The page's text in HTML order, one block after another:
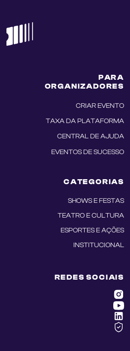
PARA
ORGANIZADORES
CRIAR EVENTO
TAXA DA PLATAFORMA
CENTRAL DE AJUDA
EVENTOS DE SUCESSO
CATEGORIAS
SHOWS E FESTAS
TEATRO E CULTURA
ESPORTES E AÇÕES
INSTITUCIONAL
REDES SOCIAIS